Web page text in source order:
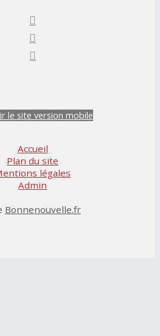
le site version mobile
Accueil
Plan du site
légales
Admin
Bonnenouvelle.fr